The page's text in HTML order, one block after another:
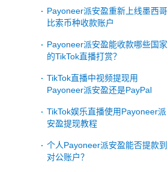
Payoneer派安盈重新上线墨西哥
比索币种收款账户
Payoneer派安盈能收款哪些国家
的TikTok直播打赏？
TikTok直播中视频提现用
Payoneer派安盈还是PayPal
TikTok娱乐直播使用Payoneer派
安盈提现教程
个人Payoneer派安盈能否提款到
对公账户？